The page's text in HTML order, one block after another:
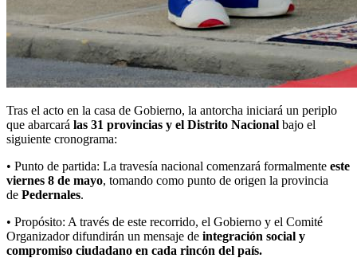
Tras el acto en la casa de Gobierno, la antorcha iniciará un periplo
que abarcará las 31 provincias y el Distrito Nacional bajo el
siguiente cronograma:
• Punto de partida: La travesía nacional comenzará formalmente este
viernes 8 de mayo, tomando como punto de origen la provincia
de Pedernales.
• Propósito: A través de este recorrido, el Gobierno y el Comité
Organizador difundirán un mensaje de integración social y
compromiso ciudadano en cada rincón del país.